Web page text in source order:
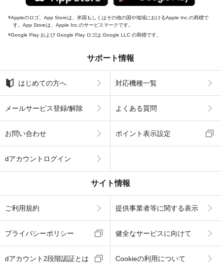
Appleのロゴ、App Storeは、米国もしくはその他の国や地域におけるApple Inc.の商標で
す。App Storeは、Apple Inc.のサービスマークです。
Google Play および Google Play ロゴは Google LLC の商標です。
サポート情報
はじめての方へ 対応機種一覧
メールサービス登録/解除 よくある質問
お問い合わせ ポイント表示設定
dアカウントログイン
サイト情報
ご利用規約 提供事業者等に関する表示
プライバシーポリシー 健全なサービスに向けて
dアカウント2段階認証とは Cookieの利用について